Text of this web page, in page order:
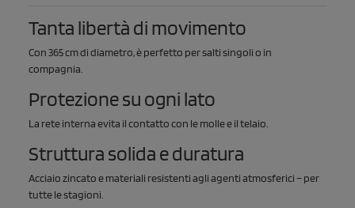
Tanta libertà di movimento
Con 365 cm di diametro, è perfetto per salti singoli o in
compagnia.
Protezione su ogni lato
La rete interna evita il contatto con le molle e il telaio.
Struttura solida e duratura
Acciaio zincato e materiali resistenti agli agenti atmosferici – per
tutte le stagioni.